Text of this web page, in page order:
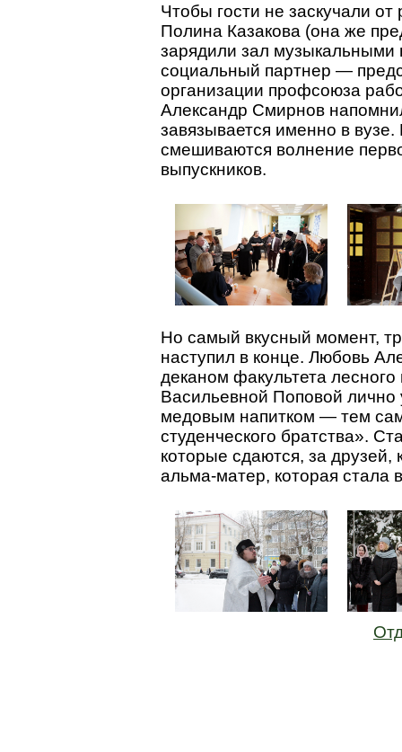
Чтобы гости не заскучали
Полина Казакова (она же
зарядили зал музыкальными
социальный партнер —
организации профсоюза
Александр Смирнов
завязывается именно в
смешиваются волнение
выпускников.
Но самый вкусный момент,
наступил в конце. Любовь
деканом факультета лесного
Васильевной Поповой
медовым напитком — тем
студенческого братства».
которые сдаются, за друзей,
альма-матер, которая